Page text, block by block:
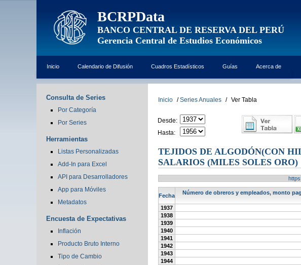
BCRPData
BANCO CENTRAL DE RESERVA DEL PERÚ
Gerencia Central de Estudios Económicos
Inicio Calendario de Difusión Cuadros Estadísticos Guías Acerca de
Consulta de Series
Por Categoría
Por Series
Herramientas
Listas Personalizadas
Add-In para Excel
API para Desarrolladores
App para Móviles
Metadatos
Encuesta de Expectativas
Inflación
Producto Bruto Interno
Tipo de Cambio
Inicio / Series Anuales / Ver Tabla
Desde:
Hasta:
TEJIDOS DE ALGODÓN(CON
SALARIOS (MILES SOLES ORO)
Fecha
Número de obreros y empleados, monto
1937
1938
1939
1940
1941
1942
1943
1944